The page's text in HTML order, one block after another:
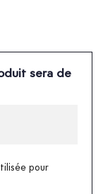
sera de
pour